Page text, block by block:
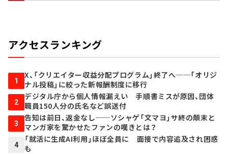
アクセスランキング
1
X、「クリエイター収益分配プログラム」終了へ──「オリジ
ナル投稿」に絞った新報酬制度に移行
2
デジタル庁から個人情報漏えい 手順書ミスが原因、団体
職員150人分の氏名など誤送付
3
告知は前日、返金なし──ソシャゲ「文マヨ」サ終の顛末と
マンガ家を驚かせたファンの嘆きとは？
4
「就活に生成AI利用」ほぼ全員に 面接で内容追及され困惑
も